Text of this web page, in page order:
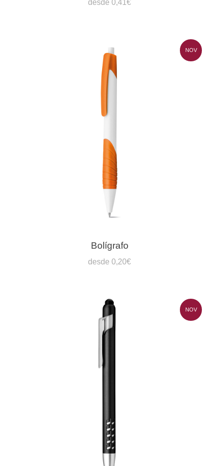
desde 0,41€
NOV
Bolígrafo
desde 0,20€
NOV